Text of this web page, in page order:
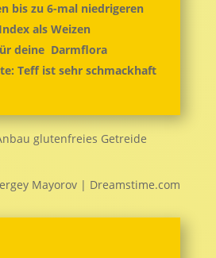
bis zu 6-mal niedrigeren
als Weizen
deine Darmflora
Teff ist sehr schmackhaft
Mayorov | Dreamstime.com